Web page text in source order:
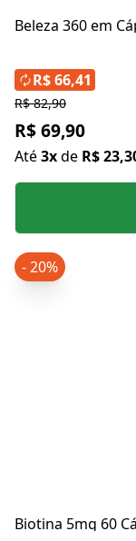
Beleza 360 em
R$ 82,90
R$ 69,90
Até3xde R$
R$ 66,41
Biotina 5mg 60
- 20%